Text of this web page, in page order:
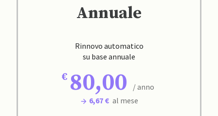
Annuale
Rinnovo automatico
su base annuale
80,00
/ anno
6,67 € al mese